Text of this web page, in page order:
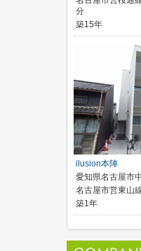
分
築15年
ilusion本陣
愛知県名古屋市
名古屋市営東山
築1年